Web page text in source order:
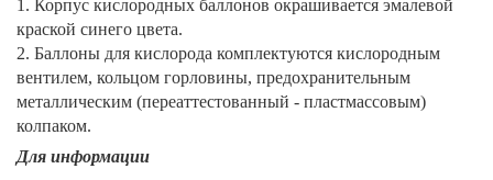
1. Корпус кислородных баллонов окрашивается эмалевой
краской синего цвета.
2. Баллоны для кислорода комплектуются кислородным
вентилем, кольцом горловины, предохранительным
металлическим (переаттестованный - пластмассовым)
колпаком.
Для информации